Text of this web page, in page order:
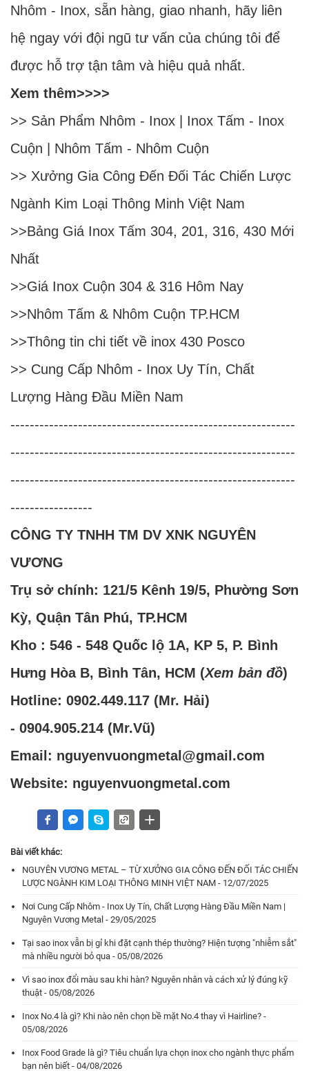
Nhôm - Inox, sẵn hàng, giao nhanh, hãy liên
hệ ngay với đội ngũ tư vấn của chúng tôi để
được hỗ trợ tận tâm và hiệu quả nhất.
Xem thêm>>>>
>> Sản Phẩm Nhôm - Inox | Inox Tấm - Inox
Cuộn | Nhôm Tấm - Nhôm Cuộn
>> Xưởng Gia Công Đến Đối Tác Chiến Lược
Ngành Kim Loại Thông Minh Việt Nam
>>Bảng Giá Inox Tấm 304, 201, 316, 430 Mới
Nhất
>>Giá Inox Cuộn 304 & 316 Hôm Nay
>>Nhôm Tấm & Nhôm Cuộn TP.HCM
>>Thông tin chi tiết về inox 430 Posco
>> Cung Cấp Nhôm - Inox Uy Tín, Chất
Lượng Hàng Đầu Miền Nam
-----------------------------------------------------------
-----------------------------------------------------------
-----------------------------------------------------------
-----------------
CÔNG TY TNHH TM DV XNK NGUYÊN
VƯƠNG
Trụ sở chính: 121/5 Kênh 19/5, Phường Sơn
Kỳ, Quận Tân Phú, TP.HCM
Kho : 546 - 548 Quốc lộ 1A, KP 5, P. Bình
Hưng Hòa B, Bình Tân, HCM (Xem bản đồ)
Hotline: 0902.449.117 (Mr. Hải)
- 0904.905.214 (Mr.Vũ)
Email: nguyenvuongmetal@gmail.com
Website: nguyenvuongmetal.com
Bài viết khác:
NGUYÊN VƯƠNG METAL – TỪ XƯỞNG GIA CÔNG ĐẾN ĐỐI TÁC CHIẾN
LƯỢC NGÀNH KIM LOẠI THÔNG MINH VIỆT NAM - 12/07/2025
Nơi Cung Cấp Nhôm - Inox Uy Tín, Chất Lượng Hàng Đầu Miền Nam |
Nguyên Vương Metal - 29/05/2025
Tại sao inox vẫn bị gỉ khi đặt cạnh thép thường? Hiện tượng "nhiễm sắt"
mà nhiều người bỏ qua - 05/08/2026
Vì sao inox đổi màu sau khi hàn? Nguyên nhân và cách xử lý đúng kỹ
thuật - 05/08/2026
Inox No.4 là gì? Khi nào nên chọn bề mặt No.4 thay vì Hairline? -
05/08/2026
Inox Food Grade là gì? Tiêu chuẩn lựa chọn inox cho ngành thực phẩm
bạn nên biết - 04/08/2026